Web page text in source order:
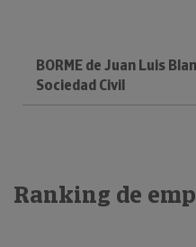
BORME de Juan Luis
Sociedad Civil
Ranking de